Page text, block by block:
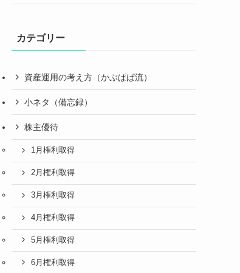
カテゴリー
資産運用の考え方（かぶぱぱ流）
小ネタ（備忘録）
株主優待
1月権利取得
2月権利取得
3月権利取得
4月権利取得
5月権利取得
6月権利取得